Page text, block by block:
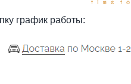
график работы: